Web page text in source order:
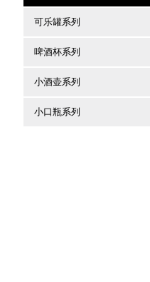
可乐罐系列
啤酒杯系列
小酒壶系列
小口瓶系列